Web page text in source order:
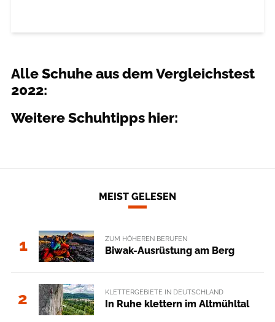
Alle Schuhe aus dem Vergleichstest
2022:
Weitere Schuhtipps hier:
MEIST GELESEN
1 ZUM HÖHEREN BERUFEN
Biwak-Ausrüstung am Berg
2 KLETTERGEBIETE IN DEUTSCHLAND
In Ruhe klettern im Altmühltal